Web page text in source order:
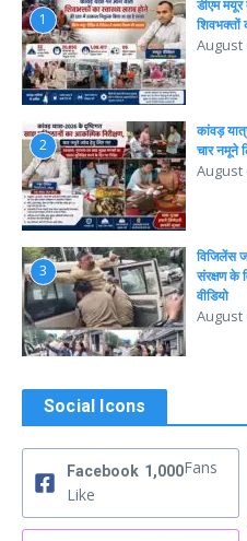
1
डीएम मयूर
शिवभक्तों
August
2
कांवड़
चार नमूने
August
3
विजिलेंस
संरक्षण के
वीडियो
August
Social Icons
Facebook 1,000Fans
Like